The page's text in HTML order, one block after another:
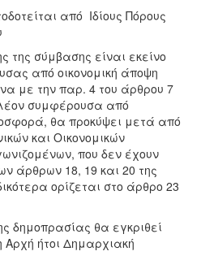
από Ιδίους Πόρους
της σύμβασης είναι εκείνο
από οικονομική άποψη
με την παρ. 4 του άρθρου 7
συμφέρουσα από
θα προκύψει μετά από
και Οικονομικών
που δεν έχουν
άρθρων 18, 19 και 20 της
ορίζεται στο άρθρο 23
δημοπρασίας θα εγκριθεί
ήτοι Δημαρχιακή